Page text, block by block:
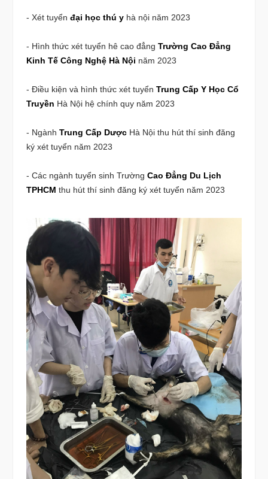
- Xét tuyển đại học thú y hà nội năm 2023
- Hình thức xét tuyển hê cao đẳng Trường Cao Đẳng
Kinh Tế Công Nghệ Hà Nội năm 2023
- Điều kiện và hình thức xét tuyển Trung Cấp Y Học Cổ
Truyền Hà Nội hệ chính quy năm 2023
- Ngành Trung Cấp Dược Hà Nội thu hút thí sinh đăng
ký xét tuyển năm 2023
- Các ngành tuyển sinh Trường Cao Đẳng Du Lịch
TPHCM thu hút thí sinh đăng ký xét tuyển năm 2023